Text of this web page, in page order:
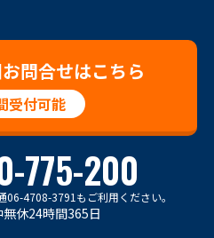
問合せはこちら
受付可能
775-200
06-4708-3791もご利用ください。
休24時間365日